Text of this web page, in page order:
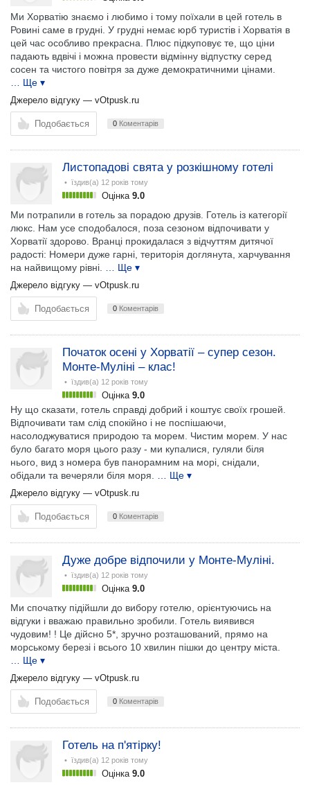
Ми Хорватію знаємо і любимо і тому поїхали в цей готель в
Ровині саме в грудні. У грудні немає юрб туристів і Хорватія в
цей час особливо прекрасна. Плюс підкуповує те, що ціни
падають вдвічі і можна провести відмінну відпустку серед
сосен та чистого повітря за дуже демократичними цінами.
… Ще ▾
Джерело відгуку — vOtpusk.ru
Подобається 0 Коментарів
Листопадові свята у розкішному готелі
• їздив(а) 12 років тому
Оцінка 9.0
Ми потрапили в готель за порадою друзів. Готель із категорії
люкс. Нам усе сподобалося, поза сезоном відпочивати у
Хорватії здорово. Вранці прокидалася з відчуттям дитячої
радості: Номери дуже гарні, територія доглянута, харчування
на найвищому рівні.
… Ще ▾
Джерело відгуку — vOtpusk.ru
Подобається 0 Коментарів
Початок осені у Хорватії – супер сезон.
Монте-Муліні – клас!
• їздив(а) 12 років тому
Оцінка 9.0
Ну що сказати, готель справді добрий і коштує своїх грошей.
Відпочивати там слід спокійно і не поспішаючи,
насолоджуватися природою та морем. Чистим морем. У нас
було багато моря цього разу - ми купалися, гуляли біля
нього, вид з номера був панорамним на морі, снідали,
обідали та вечеряли біля моря.
… Ще ▾
Джерело відгуку — vOtpusk.ru
Подобається 0 Коментарів
Дуже добре відпочили у Монте-Муліні.
• їздив(а) 12 років тому
Оцінка 9.0
Ми спочатку підійшли до вибору готелю, орієнтуючись на
відгуки і вважаю правильно зробили. Готель виявився
чудовим! ! Це дійсно 5*, зручно розташований, прямо на
морському березі і всього 10 хвилин пішки до центру міста.
… Ще ▾
Джерело відгуку — vOtpusk.ru
Подобається 0 Коментарів
Готель на п'ятірку!
• їздив(а) 12 років тому
Оцінка 9.0